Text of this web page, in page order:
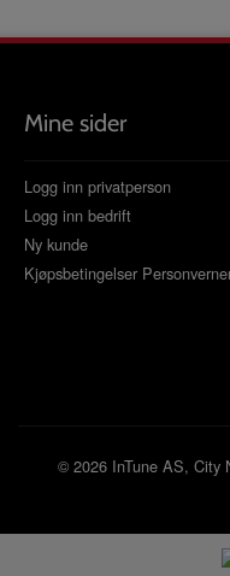
Mine sider
Logg inn privatperson
Logg inn bedrift
Ny kunde
Kjøpsbetingelser
© 2026 InTune AS, City